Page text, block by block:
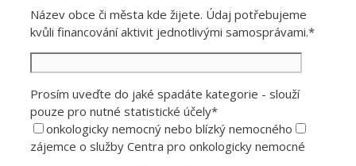
Název obce či města kde žijete. Údaj potřebujeme
kvůli financování aktivit jednotlivými samosprávami.*
Prosím uveďte do jaké spadáte kategorie - slouží
pouze pro nutné statistické účely*
onkologicky nemocný nebo blízký nemocného
zájemce o služby Centra pro onkologicky nemocné